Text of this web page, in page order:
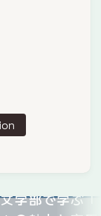
学部で学ぶ